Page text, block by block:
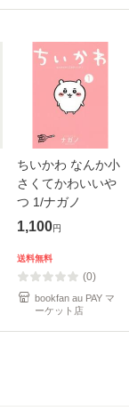
ちいかわ なんか小
さくてかわいいや
つ 1/ナガノ
1,100円
送料無料
(0)
bookfan au PAY マ
ーケット店